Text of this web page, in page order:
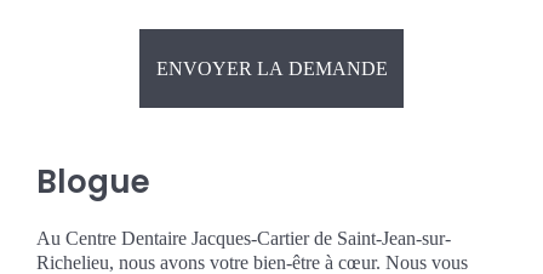
Blogue
Au Centre Dentaire Jacques-Cartier de Saint-Jean-sur-
Richelieu, nous avons votre bien-être à cœur. Nous vous